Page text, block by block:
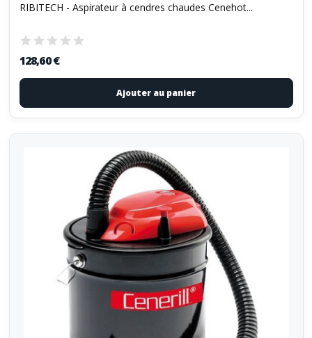
RIBITECH - Aspirateur à cendres chaudes Cenehot...
128,60 €
Ajouter au panier